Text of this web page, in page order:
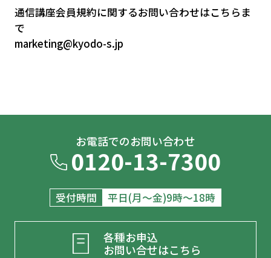
通信講座会員規約に関するお問い合わせはこちらま
で
marketing@kyodo-s.jp
お電話でのお問い合わせ
0120-13-7300
受付時間 平日(月～金)9時～18時
各種お申込
お問い合せはこちら